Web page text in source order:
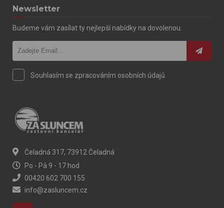
Newsletter
Budeme vám zasílat ty nejlepší nabídky na dovolenou.
Souhlasím se zpracováním osobních údajů.
Čeladná 317, 73912 Čeladná
Po - Pá 9 - 17 hod
00420 602 700 155
info@zasluncem.cz